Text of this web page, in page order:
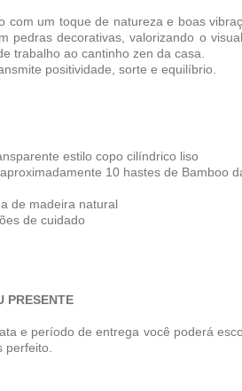
com um toque de natureza e boas
pedras decorativas, valorizando o
trabalho ao cantinho zen da casa.
positividade, sorte e equilíbrio.
estilo copo cilíndrico liso
aproximadamente 10 hastes de Bamboo
de madeira natural
de cuidado
PRESENTE
e período de entrega você poderá
perfeito.